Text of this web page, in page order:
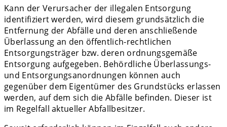
Kann der Verursacher der illegalen Entsorgung
identifiziert werden, wird diesem grundsätzlich die
Entfernung der Abfälle und deren anschließende
Überlassung an den öffentlich-rechtlichen
Entsorgungsträger bzw. deren ordnungsgemäße
Entsorgung aufgegeben. Behördliche Überlassungs-
und Entsorgungsanordnungen können auch
gegenüber dem Eigentümer des Grundstücks erlassen
werden, auf dem sich die Abfälle befinden. Dieser ist
im Regelfall aktueller Abfallbesitzer.